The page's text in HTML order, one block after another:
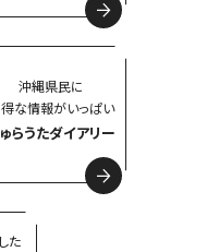
沖縄県民に
な情報がいっぱい
らうたダイアリー
た